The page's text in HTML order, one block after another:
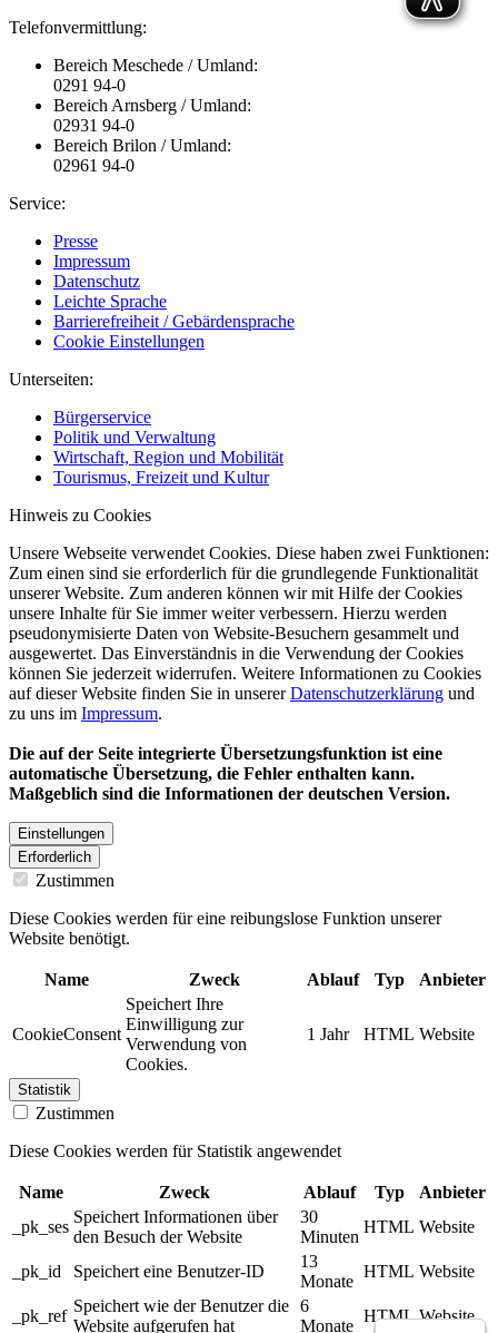
Telefonvermittlung:
Bereich Meschede / Umland:
0291 94-0
Bereich Arnsberg / Umland:
02931 94-0
Bereich Brilon / Umland:
02961 94-0
Service:
Presse
Impressum
Datenschutz
Leichte Sprache
Barrierefreiheit / Gebärdensprache
Cookie Einstellungen
Unterseiten:
Bürgerservice
Politik und Verwaltung
Wirtschaft, Region und Mobilität
Tourismus, Freizeit und Kultur
Hinweis zu Cookies
Unsere Webseite verwendet Cookies. Diese haben zwei Funktionen:
Zum einen sind sie erforderlich für die grundlegende Funktionalität
unserer Website. Zum anderen können wir mit Hilfe der Cookies
unsere Inhalte für Sie immer weiter verbessern. Hierzu werden
pseudonymisierte Daten von Website-Besuchern gesammelt und
ausgewertet. Das Einverständnis in die Verwendung der Cookies
können Sie jederzeit widerrufen. Weitere Informationen zu Cookies
auf dieser Website finden Sie in unsererDatenschutzerklärung und
zu uns im Impressum.
Die auf der Seite integrierte Übersetzungsfunktion ist eine
automatische Übersetzung, die Fehler enthalten kann.
Maßgeblich sind die Informationen der deutschen Version.
Einstellungen
Erforderlich
Zustimmen
Diese Cookies werden für eine reibungslose Funktion unserer
Website benötigt.
Name Zweck Ablauf Typ Anbieter
CookieConsent
Speichert Ihre
Einwilligung zur
Verwendung von
Cookies.
1 Jahr HTML Website
Statistik
Zustimmen
Diese Cookies werden für Statistik angewendet
Name Zweck Ablauf Typ
Anbieter
_pk_ses
Speichert Informationen über
den Besuch der Website
30
Minuten
HTML Website
_pk_id Speichert eine Benutzer-ID
13
Monate
HTML Website
_pk_ref
Speichert wie der Benutzer die
Website aufgerufen hat
6
Monate
HTML Website